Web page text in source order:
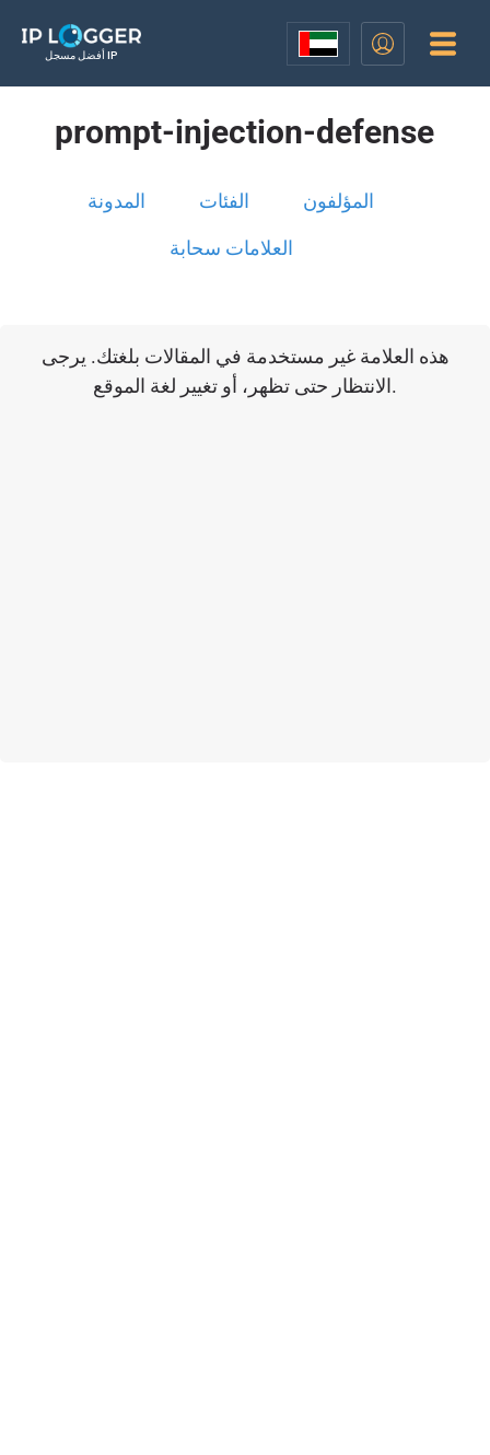
أفضل مسجل IP
prompt-injection-defense
المدونة الفئات المؤلفون
العلامات سحابة